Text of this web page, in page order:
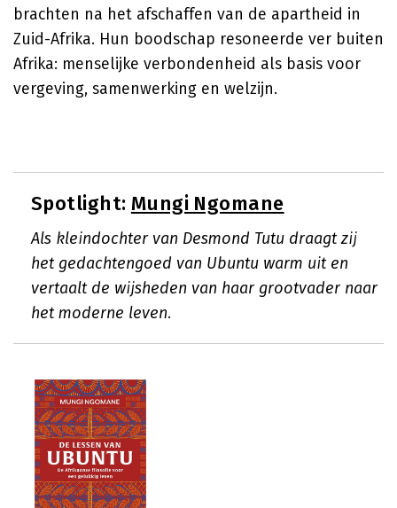
brachten na het afschaffen van de apartheid in
Zuid-Afrika. Hun boodschap resoneerde ver buiten
Afrika: menselijke verbondenheid als basis voor
vergeving, samenwerking en welzijn.
Spotlight: Mungi Ngomane
Als kleindochter van Desmond Tutu draagt zij
het gedachtengoed van Ubuntu warm uit en
vertaalt de wijsheden van haar grootvader naar
het moderne leven.